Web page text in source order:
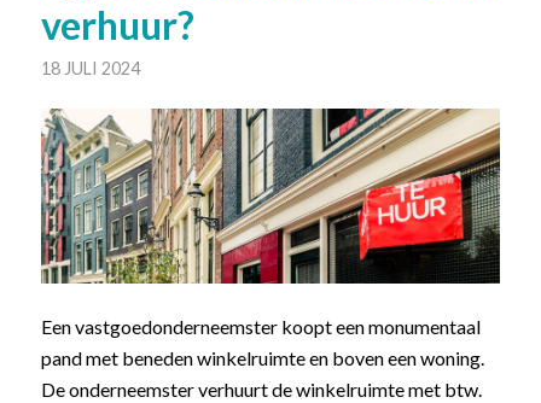
verhuur?
18 JULI 2024
Een vastgoedonderneemster koopt een monumentaal
pand met beneden winkelruimte en boven een woning.
De onderneemster verhuurt de winkelruimte met btw.